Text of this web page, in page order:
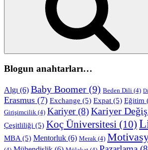
Blogun anahtarları…
Algı (6) Baby Boomer (9) Beden Dili (4)
Erasmus (7) Exchange (5) Expat (5) Eğitim
Girişimcilik (4) Kariyer(8)Kariyer
Çeşitliliği (5) Koç Üniversitesi (10)
MBA (5) Mentorluk (6) Merak (4)